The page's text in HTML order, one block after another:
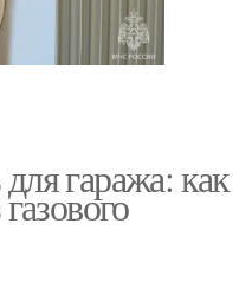
гаража: как